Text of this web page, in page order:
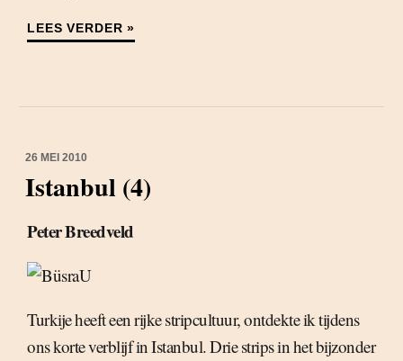
LEES VERDER »
26 MEI 2010
Istanbul (4)
Peter Breedveld
Turkije heeft een rijke stripcultuur, ontdekte ik tijdens
ons korte verblijf in Istanbul. Drie strips in het bijzonder